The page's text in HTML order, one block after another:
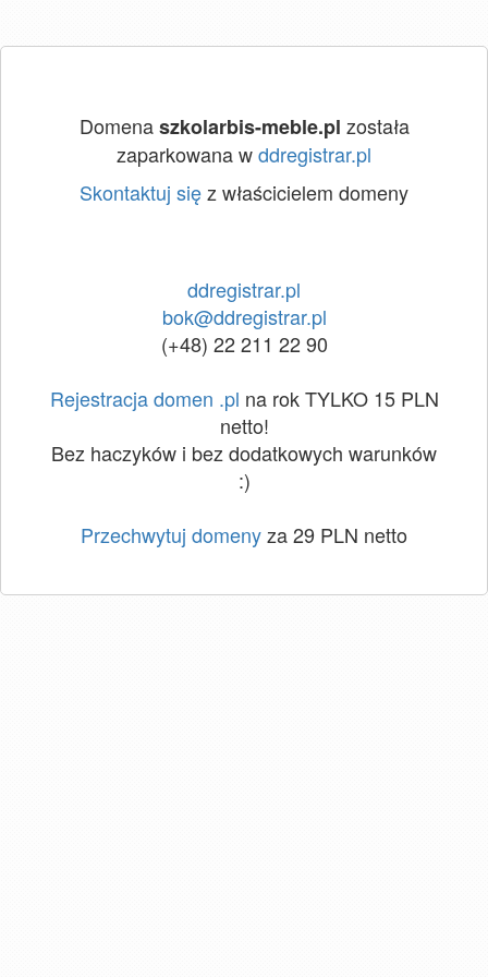
Domenaszkolarbis-meble.pl została
zaparkowana wddregistrar.pl
Skontaktuj sięz właścicielem domeny
ddregistrar.pl
bok@ddregistrar.pl
(+48) 22 211 22 90
Rejestracja domen .pl na rok TYLKO 15 PLN
netto!
Bez haczyków i bez dodatkowych warunków
:)
Przechwytuj domenyza 29 PLN netto